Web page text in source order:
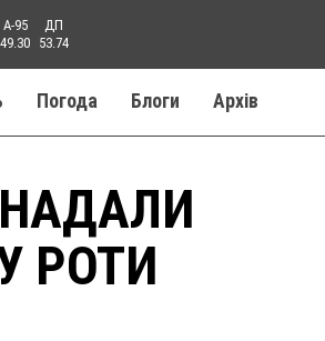
A-95
49.30
ДП
53.74
Погода Блоги Aрхів
РОТИ